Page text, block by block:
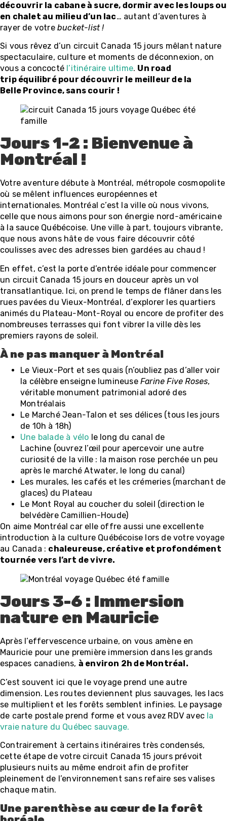
découvrir la cabane à sucre, dormir avec les loups ou
en chalet au milieu d’un lac… autant d’aventures à
rayer de votre bucket-list !
Si vous rêvez d’un circuit Canada 15 jours mêlant nature
spectaculaire, culture et moments de déconnexion, on
vous a concocté l’itinéraire ultime. Un road
trip équilibré pour découvrir le meilleur de la
Belle Province, sans courir !
Jours 1-2 : Bienvenue à
Montréal !
Votre aventure débute à Montréal, métropole cosmopolite
où se mêlent influences européennes et
internationales. Montréal c’est la ville où nous vivons,
celle que nous aimons pour son énergie nord-américaine
à la sauce Québécoise. Une ville à part, toujours vibrante,
que nous avons hâte de vous faire découvrir côté
coulisses avec des adresses bien gardées au chaud !
En effet, c’est la porte d’entrée idéale pour commencer
un circuit Canada 15 jours en douceur après un vol
transatlantique. Ici, on prend le temps de flâner dans les
rues pavées du Vieux-Montréal, d’explorer les quartiers
animés du Plateau-Mont-Royal ou encore de profiter des
nombreuses terrasses qui font vibrer la ville dès les
premiers rayons de soleil.
À ne pas manquer à Montréal
Le Vieux-Port et ses quais (n’oubliez pas d’aller voir
la célèbre enseigne lumineuse Farine Five Roses,
véritable monument patrimonial adoré des
Montréalais
Le Marché Jean-Talon et ses délices (tous les jours
de 10h à 18h)
Une balade à vélo le long du canal de
Lachine (ouvrez l’œil pour apercevoir une autre
curiosité de la ville : la maison rose perchée un peu
après le marché Atwater, le long du canal)
Les murales, les cafés et les crémeries (marchant de
glaces) du Plateau
Le Mont Royal au coucher du soleil (direction le
belvédère Camillien-Houde)
On aime Montréal car elle offre aussi une excellente
introduction à la culture Québécoise lors de votre voyage
au Canada : chaleureuse, créative et profondément
tournée vers l’art de vivre.
Jours 3-6 : Immersion
nature en Mauricie
Après l’effervescence urbaine, on vous amène en
Mauricie pour une première immersion dans les grands
espaces canadiens, à environ 2h de Montréal.
C’est souvent ici que le voyage prend une autre
dimension. Les routes deviennent plus sauvages, les lacs
se multiplient et les forêts semblent infinies. Le paysage
de carte postale prend forme et vous avez RDV avec la
vraie nature du Québec sauvage.
Contrairement à certains itinéraires très condensés,
cette étape de votre circuit Canada 15 jours prévoit
plusieurs nuits au même endroit afin de profiter
pleinement de l’environnement sans refaire ses valises
chaque matin.
Une parenthèse au cœur de la forêt